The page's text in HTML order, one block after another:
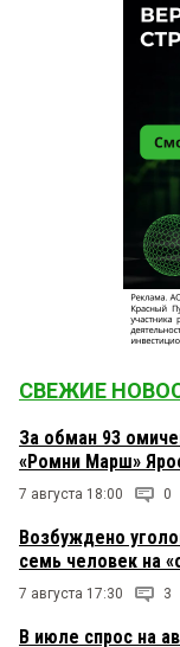
СВЕЖИЕ
За обман 93
«Ромни Марш»
7 августа 18:00 0
Возбуждено
семь человек на
7 августа 17:30 3
В июле спрос на